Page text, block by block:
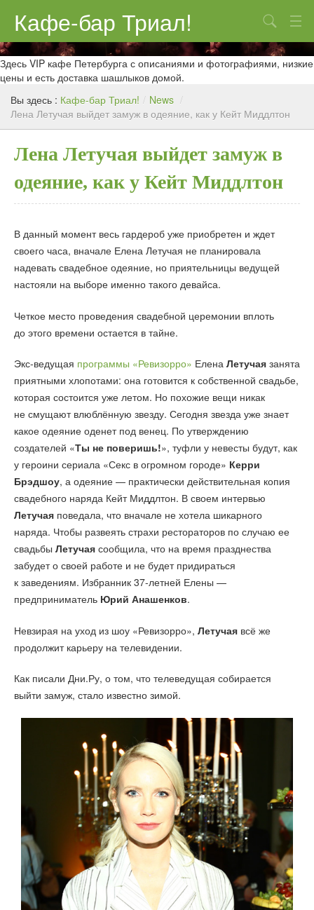
Кафе-бар Триал!
О нас
Меню
Контакты
Поиск
Здесь VIP кафе Петербурга с описаниями и фотографиями, низкие
цены и есть доставка шашлыков домой.
Вы здесь : Кафе-бар Триал! / News /
Лена Летучая выйдет замуж в одеяние, как у Кейт Миддлтон
Лена Летучая выйдет замуж в
одеяние, как у Кейт Миддлтон
В данный момент весь гардероб уже приобретен и ждет
своего часа, вначале Елена Летучая не планировала
надевать свадебное одеяние, но приятельницы ведущей
настояли на выборе именно такого девайса.
Четкое место проведения свадебной церемонии вплоть
до этого времени остается в тайне.
Экс-ведущая программы «Ревизорро» Елена Летучая занята
приятными хлопотами: она готовится к собственной свадьбе,
которая состоится уже летом. Но похожие вещи никак
не смущают влюблённую звезду. Сегодня звезда уже знает
какое одеяние оденет под венец. По утверждению
создателей «Ты не поверишь!», туфли у невесты будут, как
у героини сериала «Секс в огромном городе» Керри
Брэдшоу, а одеяние — практически действительная копия
свадебного наряда Кейт Миддлтон. В своем интервью
Летучая поведала, что вначале не хотела шикарного
наряда. Чтобы развеять страхи рестораторов по случаю ее
свадьбы Летучая сообщила, что на время празднества
забудет о своей работе и не будет придираться
к заведениям. Избранник 37-летней Елены —
предприниматель Юрий Анашенков.
Невзирая на уход из шоу «Ревизорро», Летучая всё же
продолжит карьеру на телевидении.
Как писали Дни.Ру, о том, что телеведущая собирается
выйти замуж, стало известно зимой.